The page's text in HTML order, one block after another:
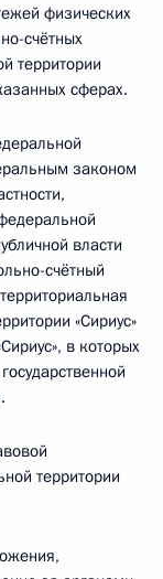
физических
­счётных
территории
сферах.
законом
власти
счётный
«Сириус»
в которых
территории